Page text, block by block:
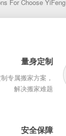
For Choose YiFeng
量身定制
专属搬家方案，
解决搬家难题
安全保障